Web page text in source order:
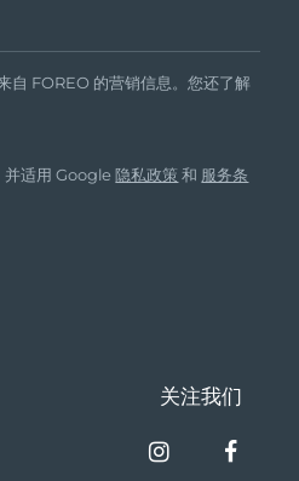
自 FOREO 的营销信息。您还了解
并适用 Google隐私政策 和 服务条
关注我们